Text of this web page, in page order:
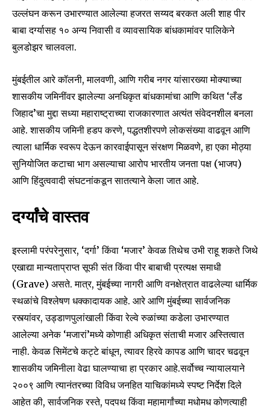
उल्लंघन करून उभारण्यात आलेल्या हजरत सय्यद बरकत अली शाह पीर
बाबा दर्ग्यासह १० अन्य निवासी व व्यावसायिक बांधकामांवर पालिकेने
बुलडोझर चालवला.
मुंबईतील आरे कॉलनी, मालवणी, आणि गरीब नगर यांसारख्या मोक्याच्या
शासकीय जमिनींवर झालेल्या अनधिकृत बांधकामांचा आणि कथित ‘लँड
जिहाद’चा मुद्दा सध्या महाराष्ट्राच्या राजकारणात अत्यंत संवेदनशील बनला
आहे. शासकीय जमिनी हडप करणे, पद्धतशीरपणे लोकसंख्या वाढवून आणि
त्याला धार्मिक स्वरूप देऊन कारवाईपासून संरक्षण मिळवणे, हा एका मोठ्या
सुनियोजित कटाचा भाग असल्याचा आरोप भारतीय जनता पक्ष (भाजप)
आणि हिंदुत्ववादी संघटनांकडून सातत्याने केला जात आहे.
दर्ग्यांचे वास्तव
इस्लामी परंपरेनुसार, ‘दर्गा’ किंवा ‘मजार’ केवळ तिथेच उभी राहू शकते जिथे
एखाद्या मान्यताप्राप्त सूफी संत किंवा पीर बाबाची प्रत्यक्ष समाधी
(Grave) असते. मात्र, मुंबईच्या नागरी आणि वनक्षेत्रात वाढलेल्या धार्मिक
स्थळांचे विश्लेषण धक्कादायक आहे. आरे आणि मुंबईच्या सार्वजनिक
रस्त्यांवर, उड्डाणपुलांखाली किंवा रेल्वे रुळांच्या कडेला उभारण्यात
आलेल्या अनेक ‘मजारां’मध्ये कोणाही अधिकृत संताची मजार अस्तित्वात
नाही. केवळ सिमेंटचे कट्टे बांधून, त्यावर हिरवे कापड आणि चादर चढवून
शासकीय जमिनीला वेढा घालण्याचा हा प्रकार आहे.सर्वोच्च न्यायालयाने
२००९ आणि त्यानंतरच्या विविध जनहित याचिकांमध्ये स्पष्ट निर्देश दिले
आहेत की, सार्वजनिक रस्ते, पदपथ किंवा महामार्गांच्या मधोमध कोणत्याही